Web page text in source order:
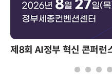
제8회 AI정부 혁신 콘퍼런